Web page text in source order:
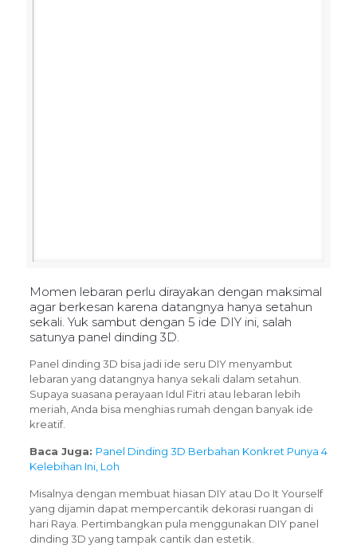
Momen lebaran perlu dirayakan dengan maksimal
agar berkesan karena datangnya hanya setahun
sekali. Yuk sambut dengan 5 ide DIY ini, salah
satunya panel dinding 3D.
Panel dinding 3D bisa jadi ide seru DIY menyambut
lebaran yang datangnya hanya sekali dalam setahun.
Supaya suasana perayaan Idul Fitri atau lebaran lebih
meriah, Anda bisa menghias rumah dengan banyak ide
kreatif.
Baca Juga: Panel Dinding 3D Berbahan Konkret Punya 4
Kelebihan Ini, Loh
Misalnya dengan membuat hiasan DIY atau Do It Yourself
yang dijamin dapat mempercantik dekorasi ruangan di
hari Raya. Pertimbangkan pula menggunakan DIY panel
dinding 3D yang tampak cantik dan estetik.